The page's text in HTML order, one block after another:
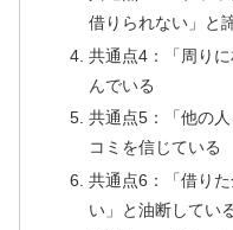
借りられない」と
共通点4：「周り
んでいる
共通点5：「他の
コミを信じている
共通点6：「借り
い」と油断してい